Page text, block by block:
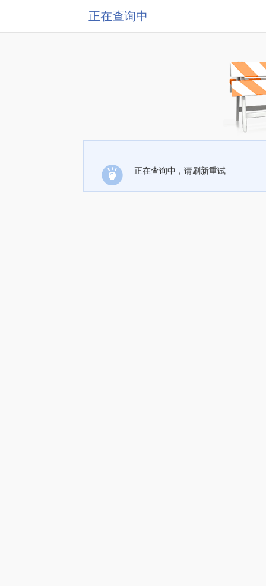
正在查询中
正在查询中，请刷新重试